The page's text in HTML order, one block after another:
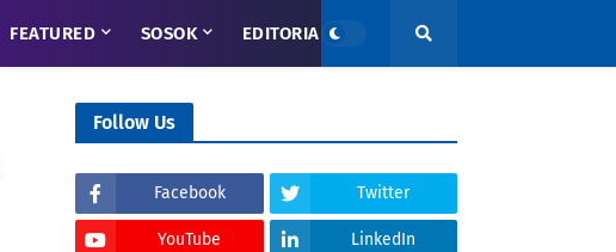
FEATURED SOSOK EDITORIAL
Follow Us
Facebook Twitter
YouTube LinkedIn